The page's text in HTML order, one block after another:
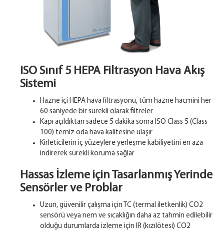
ISO Sınıf 5 HEPA Filtrasyon Hava Akış
Sistemi
Hazne içi HEPA hava filtrasyonu, tüm hazne hacmini her
60 saniyede bir sürekli olarak filtreler
Kapı açıldıktan sadece 5 dakika sonra ISO Class 5 (Class
100) temiz oda hava kalitesine ulaşır
Kirleticilerin iç yüzeylere yerleşme kabiliyetini en aza
indirerek sürekli koruma sağlar
Hassas İzleme için Tasarlanmış Yerinde
Sensörler ve Problar
Uzun, güvenilir çalışma için TC (termal iletkenlik) CO2
sensörü veya nem ve sıcaklığın daha az tahmin edilebilir
olduğu durumlarda izleme için IR (kızılötesi) CO2